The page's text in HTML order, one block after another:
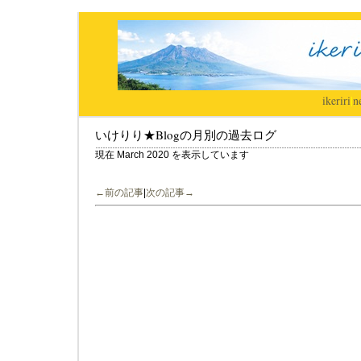
ikeriri|
いけりり★Blogの月別の過去ログ
現在 March 2020 を表示しています
←前の記事 次の記事→